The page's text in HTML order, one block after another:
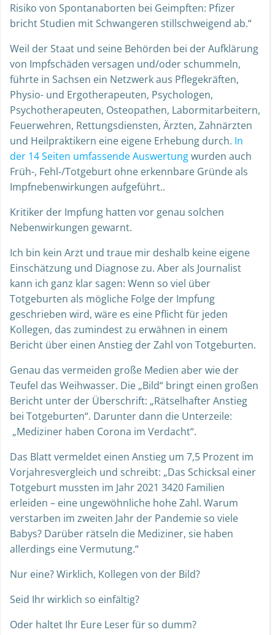
Risiko von Spontanaborten bei Geimpften: Pfizer
bricht Studien mit Schwangeren stillschweigend ab.“
Weil der Staat und seine Behörden bei der Aufklärung
von Impfschäden versagen und/oder schummeln,
führte in Sachsen ein Netzwerk aus Pflegekräften,
Physio- und Ergotherapeuten, Psychologen,
Psychotherapeuten, Osteopathen, Labormitarbeitern,
Feuerwehren, Rettungsdiensten, Ärzten, Zahnärzten
und Heilpraktikern eine eigene Erhebung durch. In
der 14 Seiten umfassende Auswertungwurden auch
Früh-, Fehl-/Totgeburt ohne erkennbare Gründe als
Impfnebenwirkungen aufgeführt..
Kritiker der Impfung hatten vor genau solchen
Nebenwirkungen gewarnt.
Ich bin kein Arzt und traue mir deshalb keine eigene
Einschätzung und Diagnose zu. Aber als Journalist
kann ich ganz klar sagen: Wenn so viel über
Totgeburten als mögliche Folge der Impfung
geschrieben wird, wäre es eine Pflicht für jeden
Kollegen, das zumindest zu erwähnen in einem
Bericht über einen Anstieg der Zahl von Totgeburten.
Genau das vermeiden große Medien aber wie der
Teufel das Weihwasser. Die „Bild“ bringt einen großen
Bericht unter der Überschrift: „Rätselhafter Anstieg
bei Totgeburten“. Darunter dann die Unterzeile:
„Mediziner haben Corona im Verdacht“.
Das Blatt vermeldet einen Anstieg um 7,5 Prozent im
Vorjahresvergleich und schreibt: „Das Schicksal einer
Totgeburt mussten im Jahr 2021 3420 Familien
erleiden – eine ungewöhnliche hohe Zahl. Warum
verstarben im zweiten Jahr der Pandemie so viele
Babys? Darüber rätseln die Mediziner, sie haben
allerdings eine Vermutung.“
Nur eine? Wirklich, Kollegen von der Bild?
Seid Ihr wirklich so einfältig?
Oder haltet Ihr Eure Leser für so dumm?